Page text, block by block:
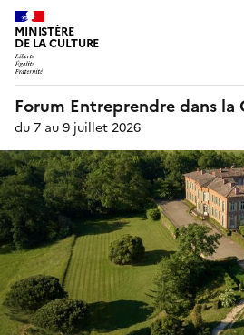
MINISTÈRE
DE LA CULTURE
Forum Entreprendre dans la
du 7 au 9 juillet 2026